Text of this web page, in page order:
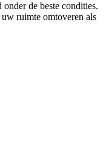
de beste condities.
ruimte omtoveren als